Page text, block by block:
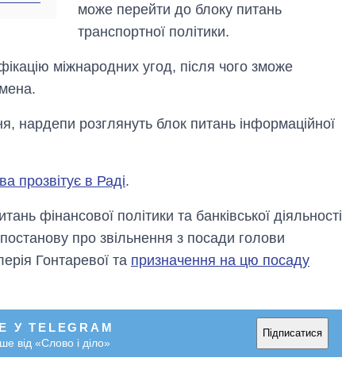
може перейти до блоку питань
транспортної політики.
міжнародних угод, після чого зможе
нардепи розглянуть блок питань інформаційної
прозвітує в Раді.
фінансової політики та банківської діяльності
про звільнення з посади голови
Гонтаревої та призначення на цю посаду
У TELEGRAM
від «Слово і діло»
Підписатися